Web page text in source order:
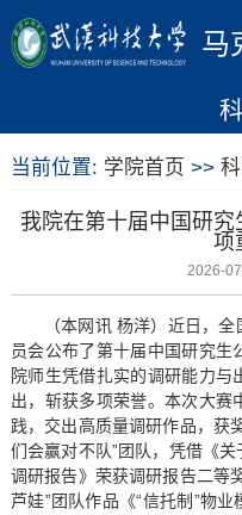
马
当前位置: 学院首页 >>
我院在第十届中国研
项
2026-
（本网讯 杨洋）近日，
员会公布了第十届中国研究
院师生凭借扎实的调研能力
出，斩获多项荣誉。本次大赛
践，交出高质量调研作品，获
们会赢对不队”团队，凭借《
调研报告》荣获调研报告二等
芦娃”团队作品《“信托制”物